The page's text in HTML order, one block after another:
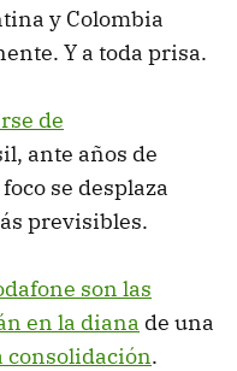
y Colombia
Y a toda prisa.
de
ante años de
se desplaza
previsibles.
son las
en la diana de una
consolidación.